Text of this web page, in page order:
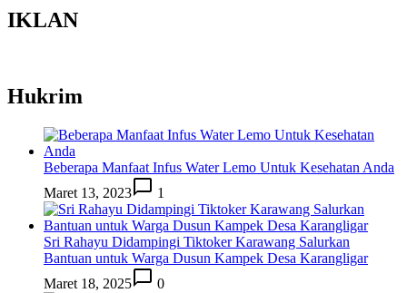
IKLAN
Hukrim
Beberapa Manfaat Infus Water Lemo Untuk Kesehatan Anda
Maret 13, 2023
1
Sri Rahayu Didampingi Tiktoker Karawang Salurkan
Bantuan untuk Warga Dusun Kampek Desa Karangligar
Maret 18, 2025
0